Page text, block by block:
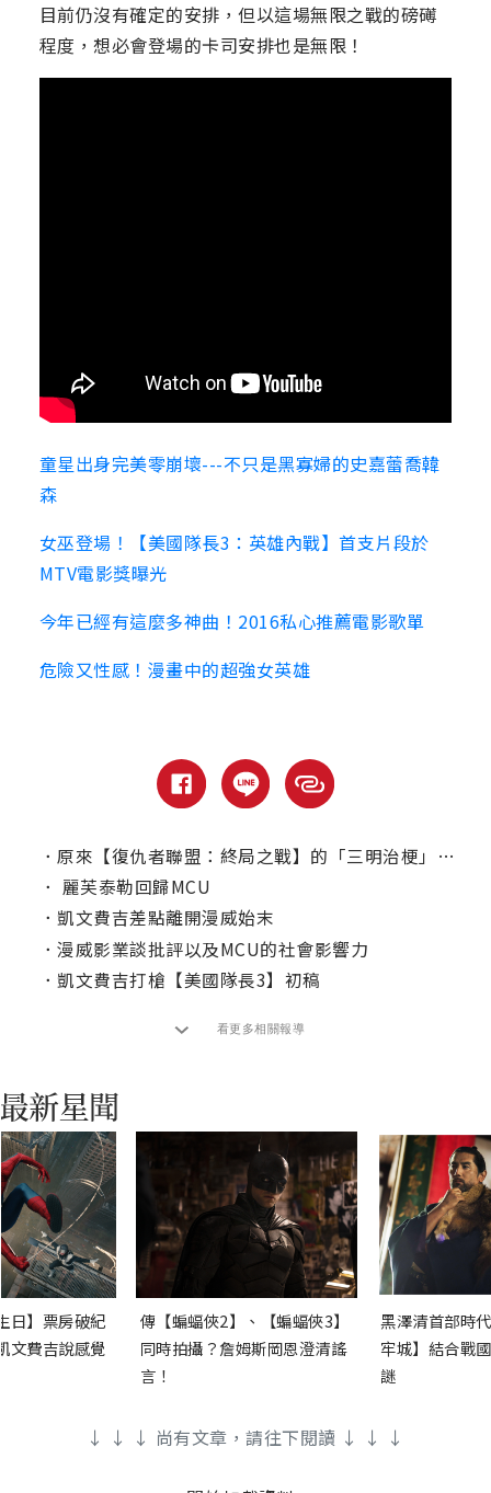
目前仍沒有確定的安排，但以這場無限之戰的磅礡
程度，想必會登場的卡司安排也是無限！
童星出身完美零崩壞---不只是黑寡婦的史嘉蕾喬韓
森
女巫登場！【美國隊長3：英雄內戰】首支片段於
MTV電影獎曝光
今年已經有這麼多神曲！2016私心推薦電影歌單
危險又性感！漫畫中的超強女英雄
． 原來【復仇者聯盟：終局之戰】的「三明治梗」是這樣來的？
． 麗芙泰勒回歸MCU
． 凱文費吉差點離開漫威始末
． 漫威影業談批評以及MCU的社會影響力
． 凱文費吉打槍【美國隊長3】初稿
看更多相關報導
日】票房破紀
文費吉說感覺
傳【蝙蝠俠2】、【蝙蝠俠3】
同時拍攝？詹姆斯岡恩澄清謠
言！
黑澤清首部時
牢城】結合戰
謎
↓ ↓ ↓ 尚有文章，請往下閱讀 ↓ ↓ ↓